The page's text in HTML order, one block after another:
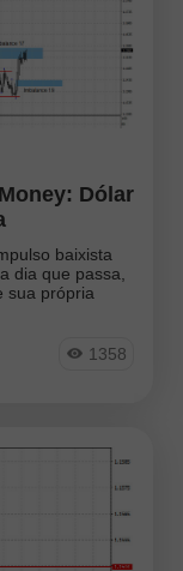
Silver
Dólar
baixista
dia que passa,
sua própria
1358